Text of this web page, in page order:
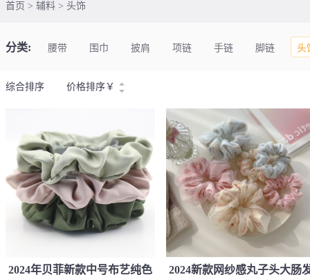
首页 > 辅料 > 头饰
分类: 腰带 围巾 披肩 项链 手链 脚链 头
综合排序 价格排序 ￥
2024年贝菲新款中号布艺纯色
2024新款网纱感丸子头大肠